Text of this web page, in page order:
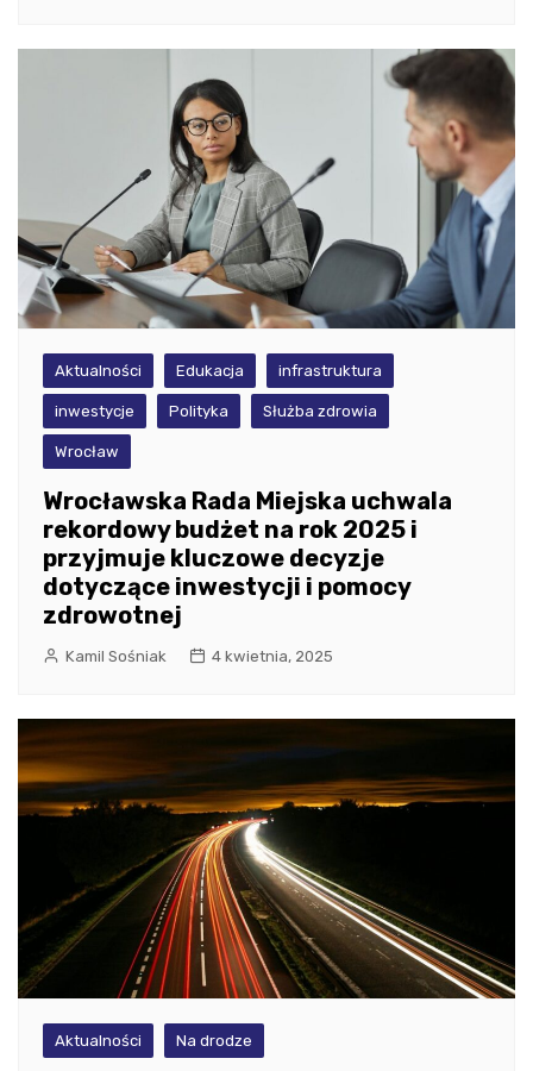
Aktualności Edukacja infrastruktura
inwestycje Polityka Służba zdrowia
Wrocław
Wrocławska Rada Miejska uchwala
rekordowy budżet na rok 2025 i
przyjmuje kluczowe decyzje
dotyczące inwestycji i pomocy
zdrowotnej
Kamil Sośniak 4 kwietnia, 2025
Aktualności Na drodze